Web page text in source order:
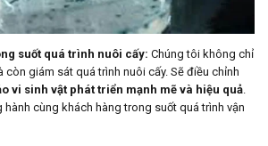
suốt quá trình nuôi cấy: Chúng tôi không chỉ
còn giám sát quá trình nuôi cấy. Sẽ điều chỉnh
vi sinh vật phát triển mạnh mẽ và hiệu quả
hành cùng khách hàng trong suốt quá trình vận